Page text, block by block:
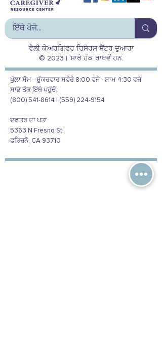
ਵੈਲੀ ਕੇਅਰਗਿਵਰ ਰਿਸੋਰਸ ਸੈਂਟਰ ਦੁਆਰਾ
© 2023। ਸਾਰੇ ਹੱਕ ਰਾਖਵੇਂ ਹਨ.
ਖੁੱਲਾ ਸੋਮ - ਸ਼ੁੱਕਰਵਾਰ ਸਵੇਰੇ 8:00 ਵਜੇ - ਸ਼ਾਮ 4:30 ਵਜੇ
ਸਾਡੇ ਤੱਕ ਇੱਥੇ ਪਹੁੰਚੋ:
(800) 541-8614 | (559) 224-9154
ਦਫ਼ਤਰ ਦਾ ਪਤਾ
5363 N Fresno St.
ਫਰਿਜ਼ਨੋ, CA 93710